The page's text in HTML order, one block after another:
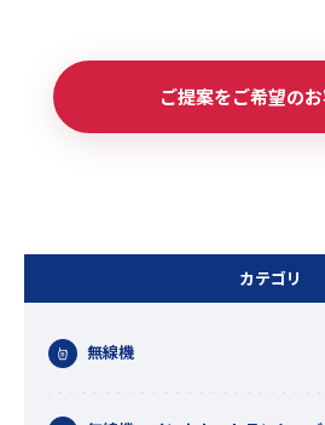
カテゴリ
無線機
ご提案をご希望の